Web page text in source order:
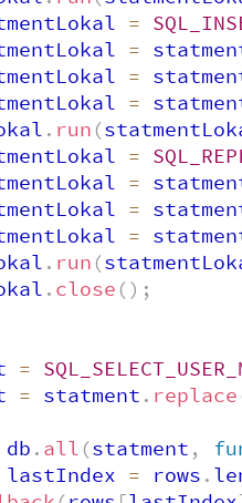
=
=
=
=
. run (
=
=
=
=
. run (
. close () ;
=
= statment . replace
db . all (statment ,
lastIndex = rows .